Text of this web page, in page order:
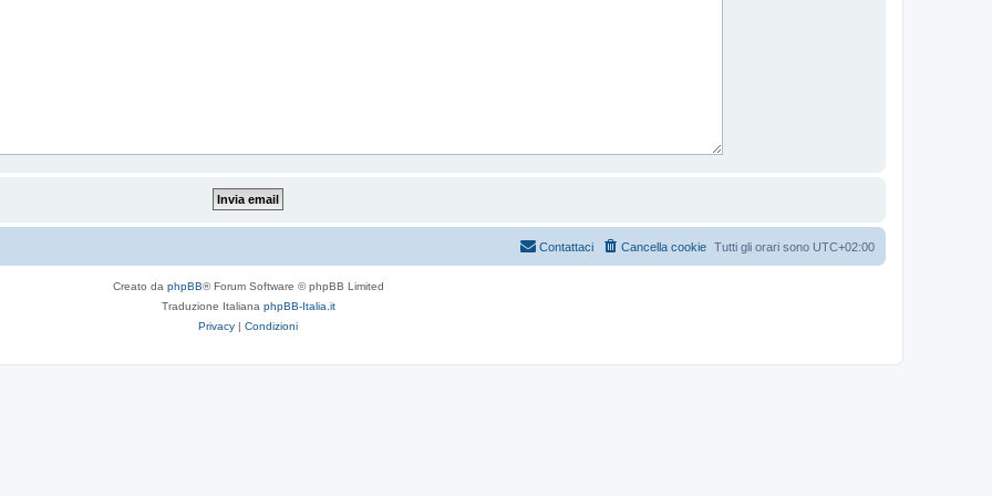
Tutti gli orari sono UTC+02:00
Cancella cookie
Contattaci
Creato da phpBB® Forum Software © phpBB Limited
Traduzione Italiana phpBB-Italia.it
Privacy | Condizioni